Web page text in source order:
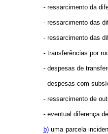
- ressarcimento da
- ressarcimento das
- ressarcimento das
- transferências por
- despesas de
- despesas com
- ressarcimento de
- eventual diferença
b) uma parcela